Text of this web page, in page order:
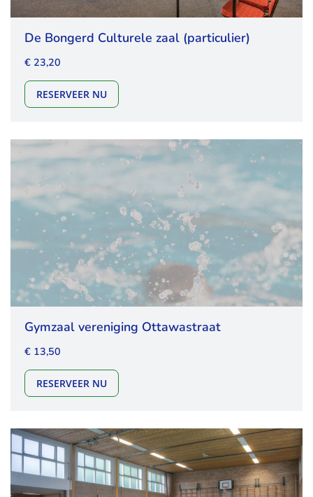
De Bongerd Culturele zaal (particulier)
€ 23,20
RESERVEER NUDE BONGERD CULTURELE ZAAL
Gymzaal vereniging Ottawastraat
€ 13,50
RESERVEER NUGYMZAAL VERENIGING OTTAWASTRAAT